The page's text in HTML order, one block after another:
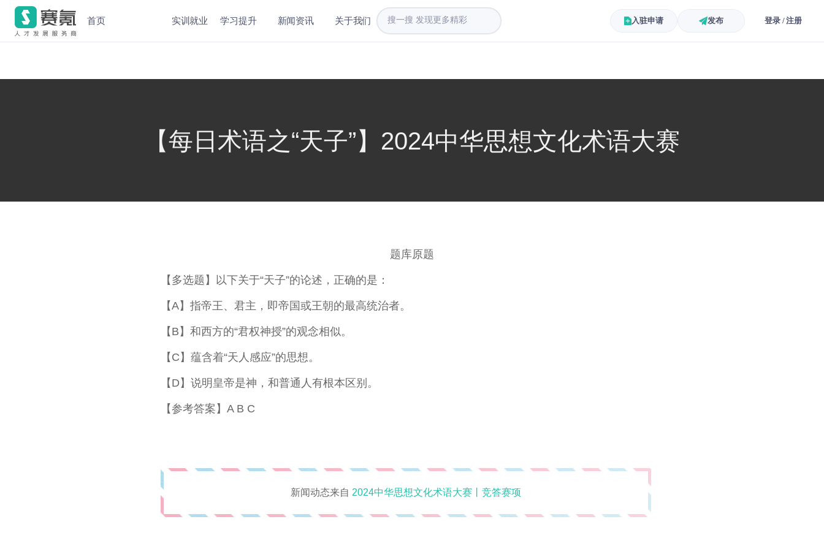
首页 实训就业 学习提升 新闻资讯 关于我们 入驻申请 发布 登录 / 注册
【每日术语之“天子”】2024中华思想文化术语大赛
题库原题
【多选题】以下关于“天子”的论述，正确的是：
【A】指帝王、君主，即帝国或王朝的最高统治者。
【B】和西方的“君权神授”的观念相似。
【C】蕴含着“天人感应”的思想。
【D】说明皇帝是神，和普通人有根本区别。
【参考答案】A B C
新闻动态来自 2024中华思想文化术语大赛丨竞答赛项